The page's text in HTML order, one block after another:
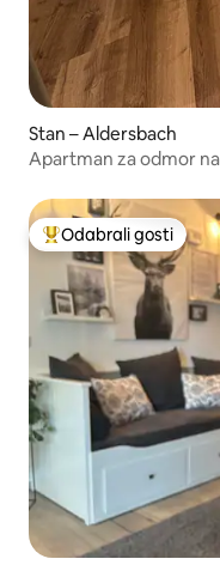
Stan – Aldersbach
Apartman za odmor
Među najviše
Odabrali gosti